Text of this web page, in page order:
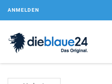
ANMELDEN